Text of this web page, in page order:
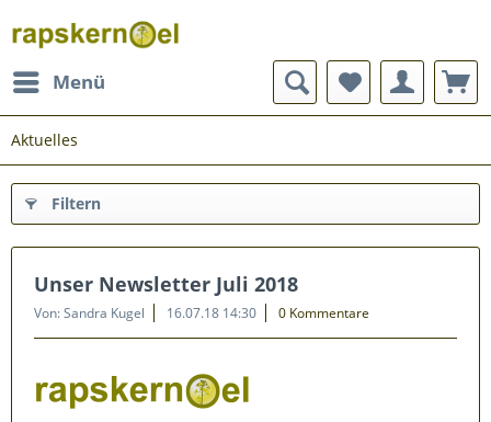
Menü
Aktuelles
Filtern
Unser Newsletter Juli 2018
Von: Sandra Kugel 16.07.18 14:30 0 Kommentare